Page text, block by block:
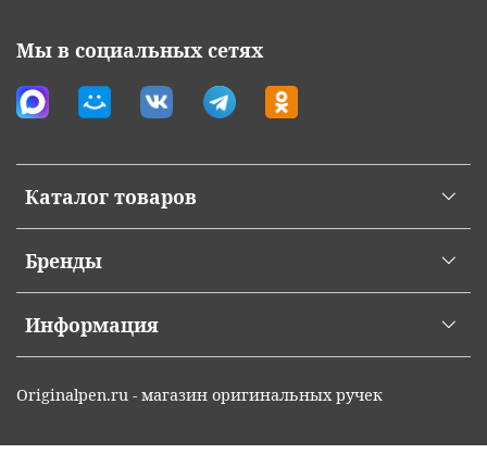
Каталог товаров
Бренды
Информация
Мы в социальных сетях
Originalpen.ru - магазин оригинальных ручек